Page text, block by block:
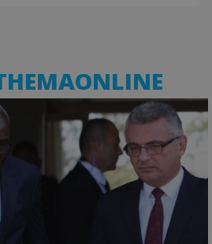
Microsoft Corporation